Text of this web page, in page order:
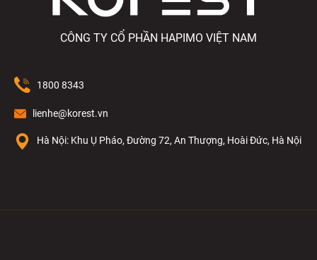
CÔNG TY CỔ PHẦN HAPIMO VIỆT NAM
1800 8343
lienhe@korest.vn
Hà Nội: Khu Ụ Pháo, Đường 72, An Thượng, Hoài Đức, Hà Nội